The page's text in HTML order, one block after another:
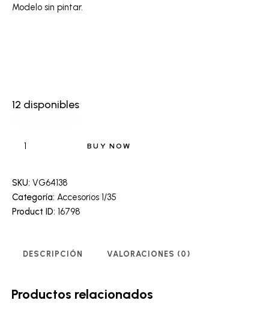
Modelo sin pintar.
12 disponibles
BUY NOW
SKU: VG64138
Categoría: Accesorios 1/35
Product ID: 16798
DESCRIPCIÓN VALORACIONES (0)
Productos relacionados